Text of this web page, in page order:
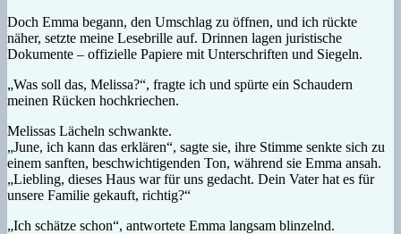
Doch Emma begann, den Umschlag zu öffnen, und ich rückte
näher, setzte meine Lesebrille auf. Drinnen lagen juristische
Dokumente – offizielle Papiere mit Unterschriften und Siegeln.
„Was soll das, Melissa?“, fragte ich und spürte ein Schaudern
meinen Rücken hochkriechen.
Melissas Lächeln schwankte.
„June, ich kann das erklären“, sagte sie, ihre Stimme senkte sich zu
einem sanften, beschwichtigenden Ton, während sie Emma ansah.
„Liebling, dieses Haus war für uns gedacht. Dein Vater hat es für
unsere Familie gekauft, richtig?“
„Ich schätze schon“, antwortete Emma langsam blinzelnd.